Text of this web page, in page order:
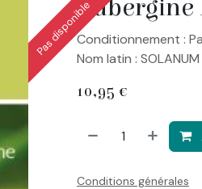
Aubergine
Pas disponibleConditionnement :
Nom latin : SOLANUM
10,95 €
Conditions générales